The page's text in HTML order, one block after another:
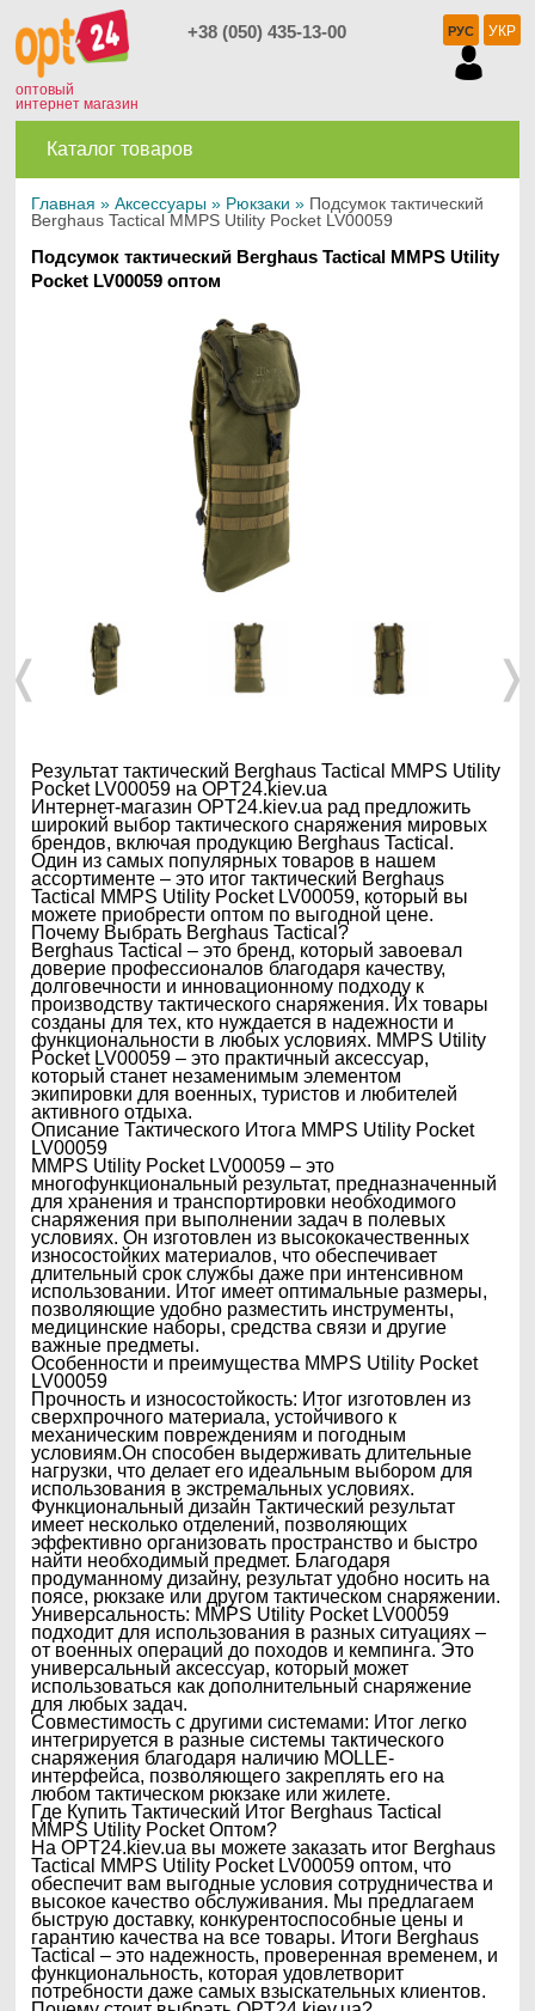
оптовый
интернет магазин
+38 (050) 435-13-00 РУС УКР
Каталог товаров
Главная » Аксессуары » Рюкзаки » Подсумок тактический
Berghaus Tactical MMPS Utility Pocket LV00059
Подсумок тактический Berghaus Tactical MMPS Utility
Pocket LV00059 оптом
❬ ❭
Результат тактический Berghaus Tactical MMPS Utility
Pocket LV00059 на OPT24.kiev.ua
Интернет-магазин OPT24.kiev.ua рад предложить
широкий выбор тактического снаряжения мировых
брендов, включая продукцию Berghaus Tactical.
Один из самых популярных товаров в нашем
ассортименте – это итог тактический Berghaus
Tactical MMPS Utility Pocket LV00059, который вы
можете приобрести оптом по выгодной цене.
Почему Выбрать Berghaus Tactical?
Berghaus Tactical – это бренд, который завоевал
доверие профессионалов благодаря качеству,
долговечности и инновационному подходу к
производству тактического снаряжения. Их товары
созданы для тех, кто нуждается в надежности и
функциональности в любых условиях. MMPS Utility
Pocket LV00059 – это практичный аксессуар,
который станет незаменимым элементом
экипировки для военных, туристов и любителей
активного отдыха.
Описание Тактического Итога MMPS Utility Pocket
LV00059
MMPS Utility Pocket LV00059 – это
многофункциональный результат, предназначенный
для хранения и транспортировки необходимого
снаряжения при выполнении задач в полевых
условиях. Он изготовлен из высококачественных
износостойких материалов, что обеспечивает
длительный срок службы даже при интенсивном
использовании. Итог имеет оптимальные размеры,
позволяющие удобно разместить инструменты,
медицинские наборы, средства связи и другие
важные предметы.
Особенности и преимущества MMPS Utility Pocket
LV00059
Прочность и износостойкость: Итог изготовлен из
сверхпрочного материала, устойчивого к
механическим повреждениям и погодным
условиям.Он способен выдерживать длительные
нагрузки, что делает его идеальным выбором для
использования в экстремальных условиях.
Функциональный дизайн Тактический результат
имеет несколько отделений, позволяющих
эффективно организовать пространство и быстро
найти необходимый предмет. Благодаря
продуманному дизайну, результат удобно носить на
поясе, рюкзаке или другом тактическом снаряжении.
Универсальность: MMPS Utility Pocket LV00059
подходит для использования в разных ситуациях –
от военных операций до походов и кемпинга. Это
универсальный аксессуар, который может
использоваться как дополнительный снаряжение
для любых задач.
Совместимость с другими системами: Итог легко
интегрируется в разные системы тактического
снаряжения благодаря наличию MOLLE-
интерфейса, позволяющего закреплять его на
любом тактическом рюкзаке или жилете.
Где Купить Тактический Итог Berghaus Tactical
MMPS Utility Pocket Оптом?
На OPT24.kiev.ua вы можете заказать итог Berghaus
Tactical MMPS Utility Pocket LV00059 оптом, что
обеспечит вам выгодные условия сотрудничества и
высокое качество обслуживания. Мы предлагаем
быструю доставку, конкурентоспособные цены и
гарантию качества на все товары. Итоги Berghaus
Tactical – это надежность, проверенная временем, и
функциональность, которая удовлетворит
потребности даже самых взыскательных клиентов.